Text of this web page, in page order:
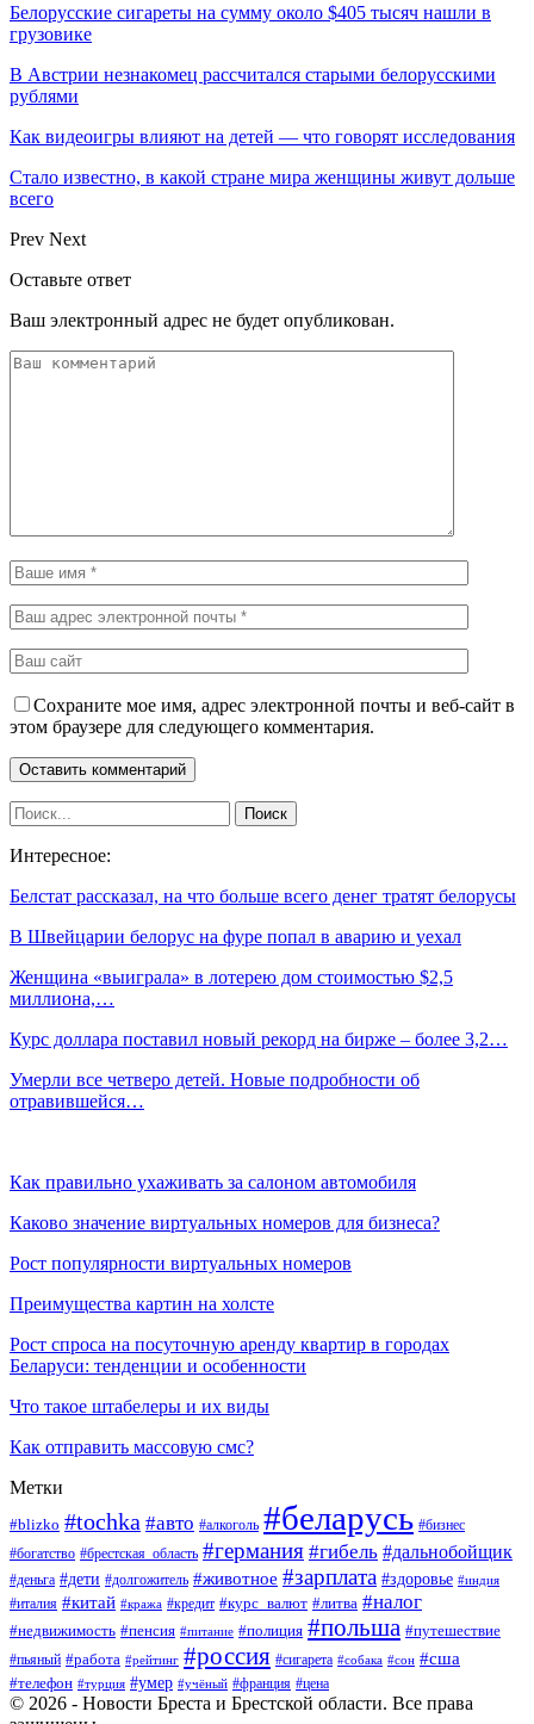
Белорусские сигареты на сумму около $405 тысяч нашли в
грузовике
В Австрии незнакомец рассчитался старыми белорусскими
рублями
Как видеоигры влияют на детей — что говорят исследования
Стало известно, в какой стране мира женщины живут дольше
всего
Prev Next
Оставьте ответ
Ваш электронный адрес не будет опубликован.
Сохраните мое имя, адрес электронной почты и веб-сайт в
этом браузере для следующего комментария.
Интересное:
Белстат рассказал, на что больше всего денег тратят белорусы
В Швейцарии белорус на фуре попал в аварию и уехал
Женщина «выиграла» в лотерею дом стоимостью $2,5
миллиона,…
Курс доллара поставил новый рекорд на бирже – более 3,2…
Умерли все четверо детей. Новые подробности об
отравившейся…
Как правильно ухаживать за салоном автомобиля
Каково значение виртуальных номеров для бизнеса?
Рост популярности виртуальных номеров
Преимущества картин на холсте
Рост спроса на посуточную аренду квартир в городах
Беларуси: тенденции и особенности
Что такое штабелеры и их виды
Как отправить массовую смс?
Метки
#blizko #tochka #авто #алкоголь #беларусь #бизнес
#богатство #брестская_область #германия #гибель #дальнобойщик
#деньга #дети #долгожитель #животное #зарплата #здоровье #индия
#италия #китай #кража #кредит #курс_валют #литва #налог
#недвижимость #пенсия #питание #полиция #польша #путешествие
#пьяный #работа #рейтинг #россия #сигарета #собака #сон #сша
#телефон #турция #умер #учёный #франция #цена
© 2026 - Новости Бреста и Брестской области. Все права